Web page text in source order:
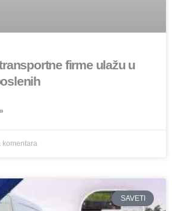
firme ulažu u
komentara
SAVETI